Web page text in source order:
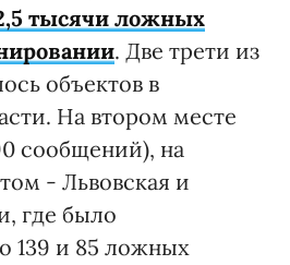
тысячи ложных
. Две трети из
объектов в
На втором месте
сообщений), на
- Львовская и
где было
139 и 85 ложных